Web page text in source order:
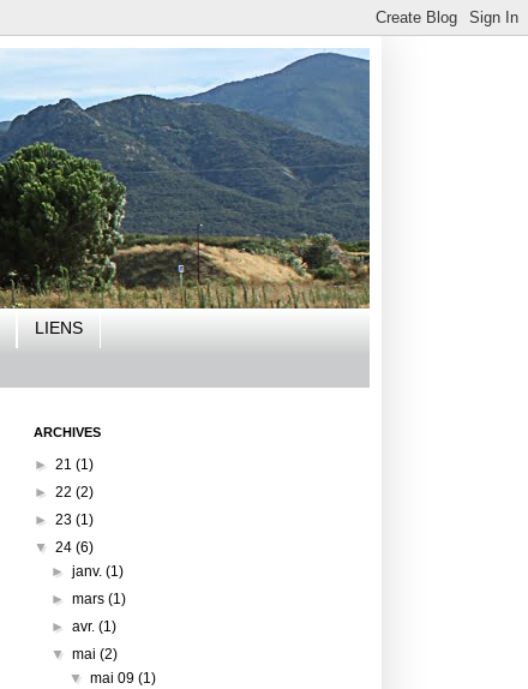
LIENS
ARCHIVES
► 21 (1)
► 22 (2)
► 23 (1)
▼ 24 (6)
►janv.(1)
►mars(1)
►avr.(1)
▼mai(2)
▼ mai 09 (1)